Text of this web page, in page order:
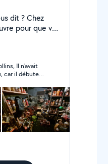
dit ? Chez
pour que vos
Terrasses,
Jardin : tonte,
déchets
de
un devis
aider !
car il débute
conseils sur un